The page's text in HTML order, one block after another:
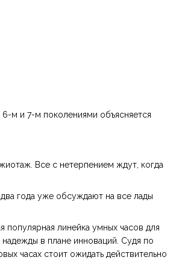
м и 7-м поколениями объясняется
Все с нетерпением ждут, когда
года уже обсуждают на все лады
линейка умных часов для
в плане инноваций. Судя по
часах стоит ожидать действительно